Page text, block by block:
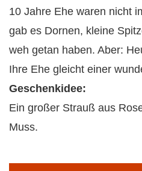
10 Jahre Ehe waren nicht
gab es Dornen, kleine
weh getan haben. Aber:
Ihre Ehe gleicht einer
Geschenkidee:
Ein großer Strauß aus
Muss.